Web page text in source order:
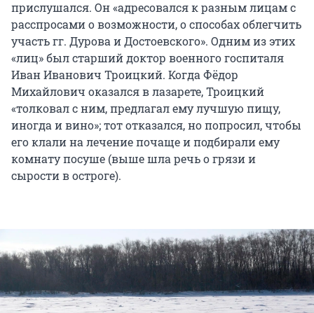
прислушался. Он «адресовался к разным лицам с
расспросами о возможности, о способах облегчить
участь гг. Дурова и Достоевского». Одним из этих
«лиц» был старший доктор военного госпиталя
Иван Иванович Троицкий. Когда Фёдор
Михайлович оказался в лазарете, Троицкий
«толковал с ним, предлагал ему лучшую пищу,
иногда и вино»; тот отказался, но попросил, чтобы
его клали на лечение почаще и подбирали ему
комнату посуше (выше шла речь о грязи и
сырости в остроге).